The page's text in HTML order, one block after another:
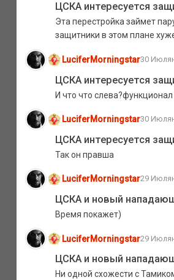
ЦСКА интересуется
Эта перестройка займет
защитники в этом плане
LuciferMorningstar30 Июля
ЦСКА интересуется
И что что слева?функционал
LuciferMorningstar30 Июля
ЦСКА интересуется
Так он правша
LuciferMorningstar29 Июля
ЦСКА и новый
Время покажет)
LuciferMorningstar29 Июля
ЦСКА и новый
Ни одной схожести с